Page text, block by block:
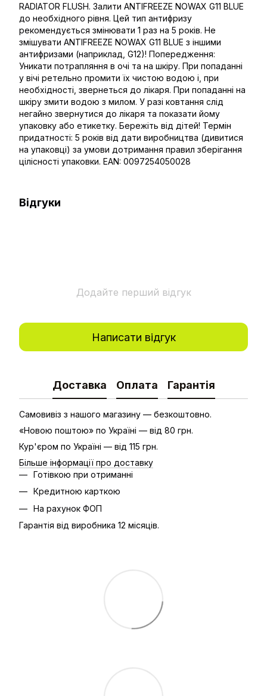
RADIATOR FLUSH. Залити ANTIFREEZE NOWAX G11 BLUE
до необхідного рівня. Цей тип антифризу
рекомендується змінювати 1 раз на 5 років. Не
змішувати ANTIFREEZE NOWAX G11 BLUE з іншими
антифризами (наприклад, G12)! Попередження:
Уникати потрапляння в очі та на шкіру. При попаданні
у вічі ретельно промити їх чистою водою і, при
необхідності, звернеться до лікаря. При попаданні на
шкіру змити водою з милом. У разі ковтання слід
негайно звернутися до лікаря та показати йому
упаковку або етикетку. Бережіть від дітей! Термін
придатності: 5 років від дати виробництва (дивитися
на упаковці) за умови дотримання правил зберігання
цілісності упаковки. EAN: 0097254050028
Відгуки
Додайте перший відгук
Написати відгук
Доставка Оплата Гарантія
Самовивіз з нашого магазину — безкоштовно.
«Новою поштою» по Україні — від 80 грн.
Кур'єром по Україні — від 115 грн.
Більше інформації про доставку
Готівкою при отриманні
Кредитною карткою
На рахунок ФОП
Гарантія від виробника 12 місяців.